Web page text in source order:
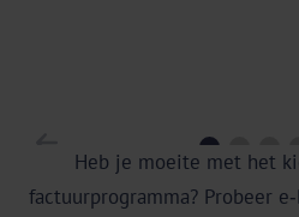
Heb je moeite met het
factuurprogramma? Probeer